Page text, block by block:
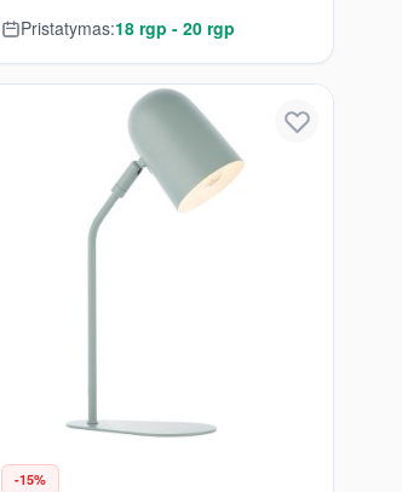
Pristatymas:18 rgp - 20 rgp
-15%